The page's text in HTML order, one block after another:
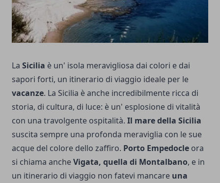
La Sicilia è un' isola meravigliosa dai colori e dai
sapori forti, un itinerario di viaggio ideale per le
vacanze. La Sicilia è anche incredibilmente ricca di
storia, di cultura, di luce: è un' esplosione di vitalità
con una travolgente ospitalità. Il mare della Sicilia
suscita sempre una profonda meraviglia con le sue
acque del colore dello zaffiro. Porto Empedocle ora
si chiama ancheVigata, quella di Montalbano, e in
un itinerario di viaggio non fatevi mancare una